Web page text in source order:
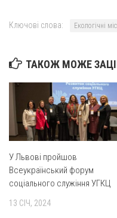
Спільноти
Харківщина
Полтавщина
Сумщина
Оголошення
Трансляції
Ключові слова: Екологічні
ТАКОЖ МОЖЕ
У Львові пройшов
Всеукраїнський форум
соціального служіння УГКЦ
13 СІЧ, 2024